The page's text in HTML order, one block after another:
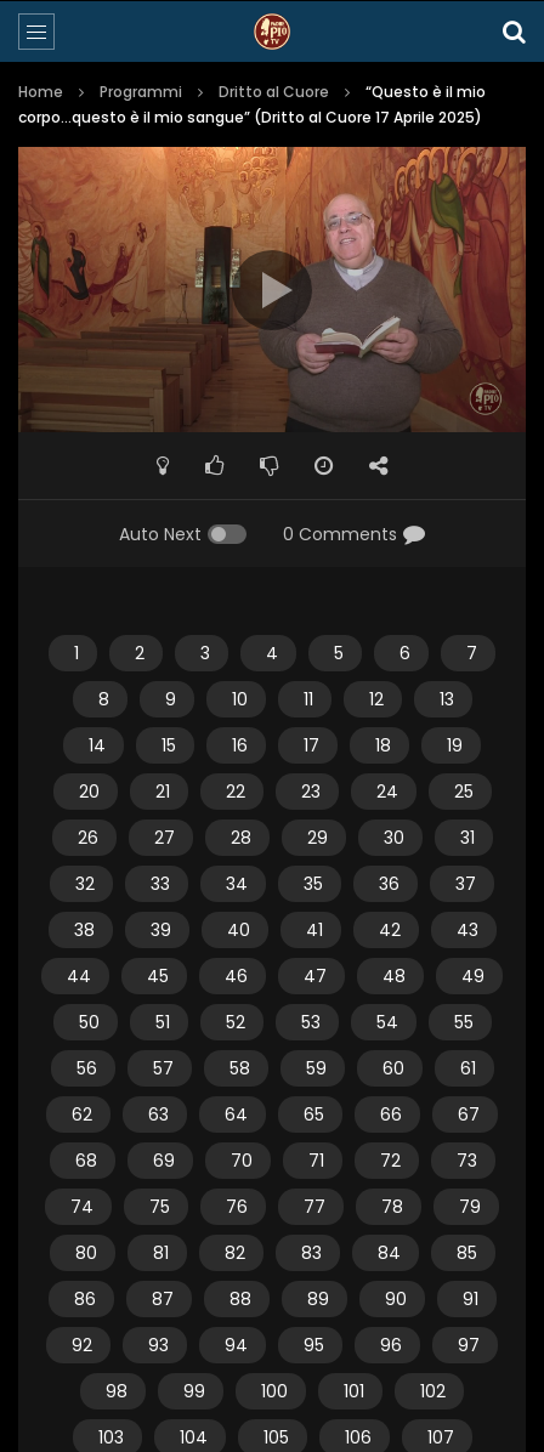
Home Programmi Dritto al Cuore
“Questo è il mio
corpo…questo è il mio sangue” (Dritto al Cuore 17 Aprile 2025)
Auto Next 0 Comments
1 2 3 4 5 6
7
8
9 10 11 12
13
14
15 16 17 18
19
20
21 22 23 24
25
26
27 28 29 30
31
32
33 34 35 36
37
38
39 40 41 42
43
44
45 46 47 48
49
50
51 52 53 54
55
56
57 58 59 60
61
62
63 64 65 66
67
68
69 70 71 72
73
74
75 76 77 78
79
80
81 82 83 84
85
86
87 88 89 90
91
92
93 94 95 96
97
98
99 100 101
102
103
104 105 106
107